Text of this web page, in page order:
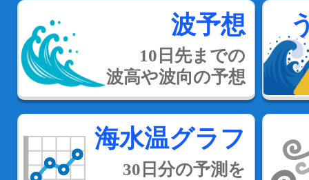
波予想
10日先までの
波高や波向の予想
海水温グラフ
30日分の予測を